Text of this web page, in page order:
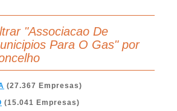
"Associacao De
Para O Gas" por
(27.367 Empresas)
(15.041 Empresas)